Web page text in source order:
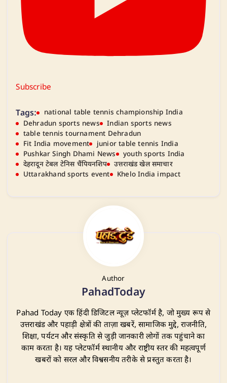
Subscribe
Tags:
national table tennis championship India
Dehradun sports news
Indian sports news
table tennis tournament Dehradun
Fit India movement
junior table tennis India
Pushkar Singh Dhami News
youth sports India
देहरादून टेबल टेनिस चैंपियनशिप
उत्तराखंड खेल समाचार
Uttarakhand sports event
Khelo India impact
Author
PahadToday
Pahad Today एक हिंदी डिजिटल न्यूज़ प्लेटफॉर्म है, जो मुख्य रूप से
उत्तराखंड और पहाड़ी क्षेत्रों की ताज़ा खबरें, सामाजिक मुद्दे, राजनीति,
शिक्षा, पर्यटन और संस्कृति से जुड़ी जानकारी लोगों तक पहुंचाने का
काम करता है। यह प्लेटफॉर्म स्थानीय और राष्ट्रीय स्तर की महत्वपूर्ण
खबरों को सरल और विश्वसनीय तरीके से प्रस्तुत करता है।